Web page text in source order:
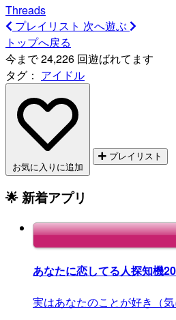
Threads
プレイリスト 次へ遊ぶ
トップへ戻る
今まで 24,226 回遊ばれてます
タグ： アイドル
お気に入りに追加
プレイリスト
🌟 新着アプリ
あなたに恋してる人探知機
実はあなたのことが好き（